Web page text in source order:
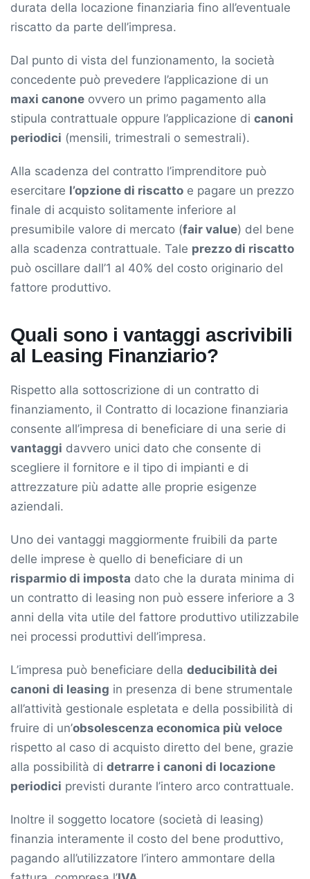
durata della locazione finanziaria fino all’eventuale
riscatto da parte dell’impresa.
Dal punto di vista del funzionamento, la società
concedente può prevedere l’applicazione di un
maxi canone ovvero un primo pagamento alla
stipula contrattuale oppure l’applicazione di canoni
periodici (mensili, trimestrali o semestrali).
Alla scadenza del contratto l’imprenditore può
esercitare l’opzione di riscatto e pagare un prezzo
finale di acquisto solitamente inferiore al
presumibile valore di mercato (fair value) del bene
alla scadenza contrattuale. Tale prezzo di riscatto
può oscillare dall’1 al 40% del costo originario del
fattore produttivo.
Quali sono i vantaggi ascrivibili
al Leasing Finanziario?
Rispetto alla sottoscrizione di un contratto di
finanziamento, il Contratto di locazione finanziaria
consente all’impresa di beneficiare di una serie di
vantaggi davvero unici dato che consente di
scegliere il fornitore e il tipo di impianti e di
attrezzature più adatte alle proprie esigenze
aziendali.
Uno dei vantaggi maggiormente fruibili da parte
delle imprese è quello di beneficiare di un
risparmio di imposta dato che la durata minima di
un contratto di leasing non può essere inferiore a 3
anni della vita utile del fattore produttivo utilizzabile
nei processi produttivi dell’impresa.
L’impresa può beneficiare della deducibilità dei
canoni di leasing in presenza di bene strumentale
all’attività gestionale espletata e della possibilità di
fruire di un’obsolescenza economica più veloce
rispetto al caso di acquisto diretto del bene, grazie
alla possibilità di detrarre i canoni di locazione
periodici previsti durante l’intero arco contrattuale.
Inoltre il soggetto locatore (società di leasing)
finanzia interamente il costo del bene produttivo,
pagando all’utilizzatore l’intero ammontare della